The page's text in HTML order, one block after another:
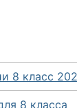
8 класс
8 класса